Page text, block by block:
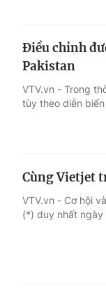
Điều chỉnh
Pakistan
VTV.vn - Trong
tùy theo diễn
Cùng Vietjet
VTV.vn - Cơ hội
(*) duy nhất ngày